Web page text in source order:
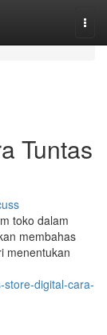
Tuntas
toko dalam
membahas
menentukan
store-digital-cara-